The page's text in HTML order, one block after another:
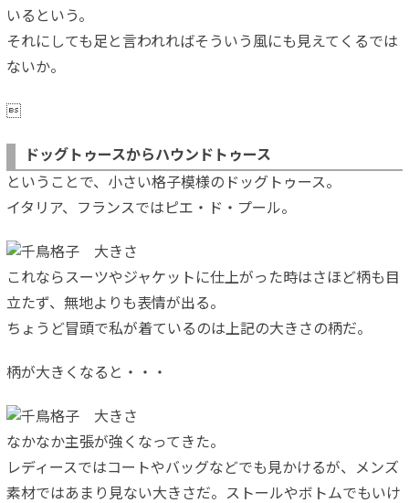
いるという。
それにしても足と言われればそういう風にも見えてくるでは
ないか。

ドッグトゥースからハウンドトゥース
ということで、小さい格子模様のドッグトゥース。
イタリア、フランスではピエ・ド・プール。
これならスーツやジャケットに仕上がった時はさほど柄も目
立たず、無地よりも表情が出る。
ちょうど冒頭で私が着ているのは上記の大きさの柄だ。
柄が大きくなると・・・
なかなか主張が強くなってきた。
レディースではコートやバッグなどでも見かけるが、メンズ
素材ではあまり見ない大きさだ。ストールやボトムでもいけ